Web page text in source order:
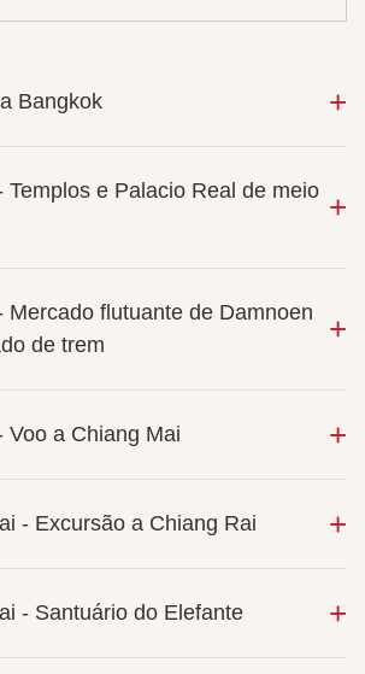
Bangkok
Templos e Palacio Real de meio
Mercado flutuante de Damnoen
de trem
Voo a Chiang Mai
- Excursão a Chiang Rai
- Santuário do Elefante